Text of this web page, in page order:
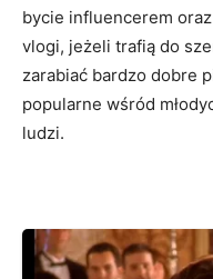
bycie influencerem
vlogi, jeżeli trafią do
zarabiać bardzo dobre
popularne wśród
ludzi.